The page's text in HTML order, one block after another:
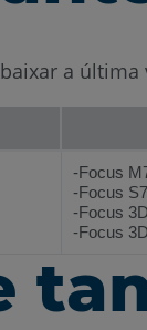
a
-Focus
-Focus
-Focus
-Focus